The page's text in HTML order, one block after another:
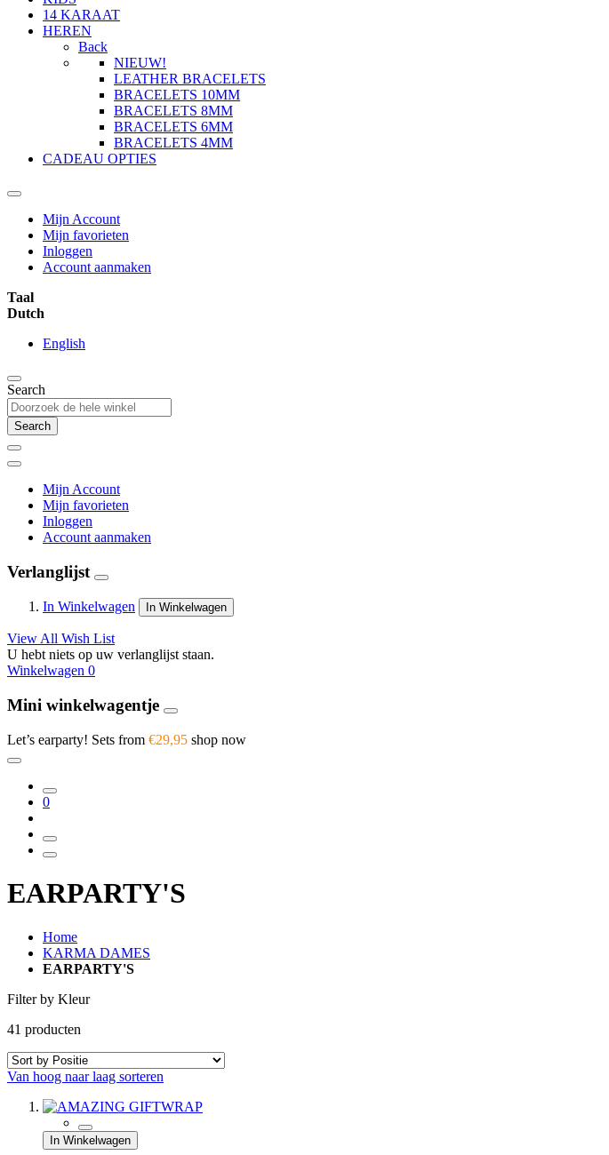
14 KARAAT
HEREN
Back
NIEUW!
LEATHER BRACELETS
BRACELETS 10MM
BRACELETS 8MM
BRACELETS 6MM
BRACELETS 4MM
CADEAU OPTIES
Mijn Account
Mijn favorieten
Inloggen
Account aanmaken
Taal
Dutch
English
Search
Search
Mijn Account
Mijn favorieten
Inloggen
Account aanmaken
Verlanglijst
In Winkelwagen In Winkelwagen
View All Wish List
U hebt niets op uw verlanglijst staan.
Winkelwagen 0
Mini winkelwagentje
Let’s earparty! Sets from €29,95 shop now
0
EARPARTY'S
Home
KARMA DAMES
EARPARTY'S
Filter by Kleur
41 producten
Van hoog naar laag sorteren
In Winkelwagen